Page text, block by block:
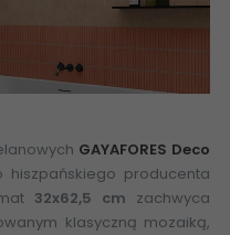
GAYAFORES Deco
hiszpańskiego producenta
32x62,5 cm zachwyca
klasyczną mozaiką,